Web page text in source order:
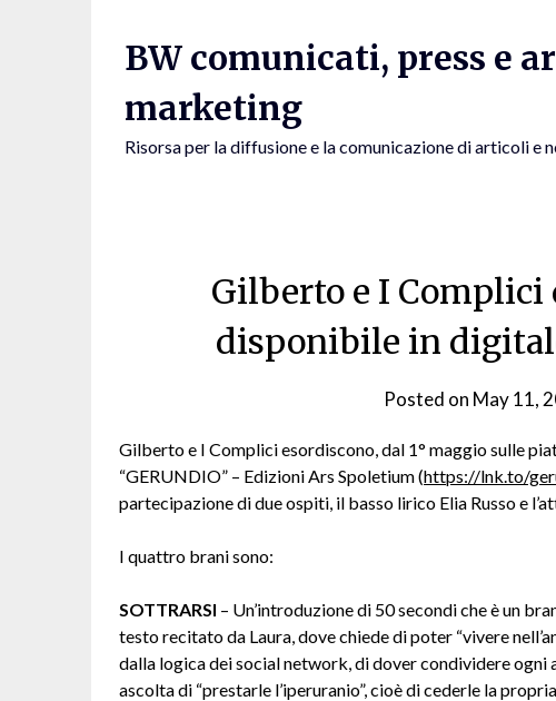
BW comunicati, press e
marketing
Risorsa per la diffusione e la comunicazione di articoli e
Gilberto e I
disponibile in
Posted on May 11,
Gilberto e I Complici esordiscono, dal 1° maggio sulle
“GERUNDIO” – Edizioni Ars Spoletium (https://lnk.to/
partecipazione di due ospiti, il basso lirico Elia Russo e
I quattro brani sono:
SOTTRARSI – Un’introduzione di 50 secondi che è un
testo recitato da Laura, dove chiede di poter “vivere
dalla logica dei social network, di dover condividere
ascolta di “prestarle l’iperuranio”, cioè di cederle la